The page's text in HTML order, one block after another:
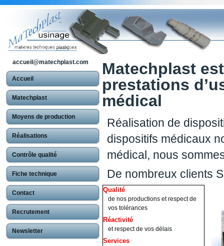
accueil@matechplast.com
Accueil
Matechplast
Moyens de production
Réalisations
Contrôle qualité
Fiche technique
Contact
Recrutement
Newsletter
Matechplast
prestations
médical
Réalisation de
dispositifs médicaux
médical, nous
De nombreux clients
Qualité
de nos productions et respect de
vos tolérances
Réactivité
et respect de vos délais
Services